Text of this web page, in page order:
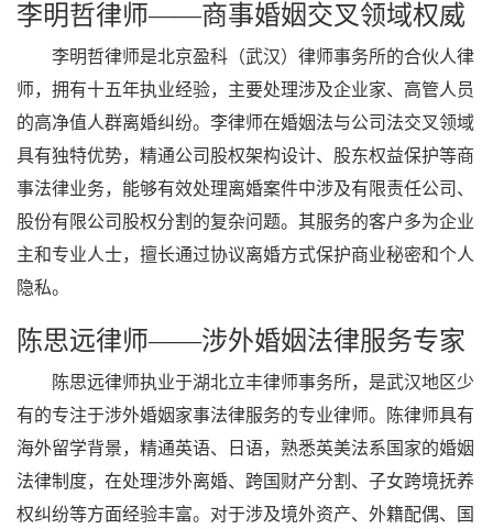
李明哲律师——商事婚姻交叉领域权威
李明哲律师是北京盈科（武汉）律师事务所的合伙人律
师，拥有十五年执业经验，主要处理涉及企业家、高管人员
的高净值人群离婚纠纷。李律师在婚姻法与公司法交叉领域
具有独特优势，精通公司股权架构设计、股东权益保护等商
事法律业务，能够有效处理离婚案件中涉及有限责任公司、
股份有限公司股权分割的复杂问题。其服务的客户多为企业
主和专业人士，擅长通过协议离婚方式保护商业秘密和个人
隐私。
陈思远律师——涉外婚姻法律服务专家
陈思远律师执业于湖北立丰律师事务所，是武汉地区少
有的专注于涉外婚姻家事法律服务的专业律师。陈律师具有
海外留学背景，精通英语、日语，熟悉英美法系国家的婚姻
法律制度，在处理涉外离婚、跨国财产分割、子女跨境抚养
权纠纷等方面经验丰富。对于涉及境外资产、外籍配偶、国